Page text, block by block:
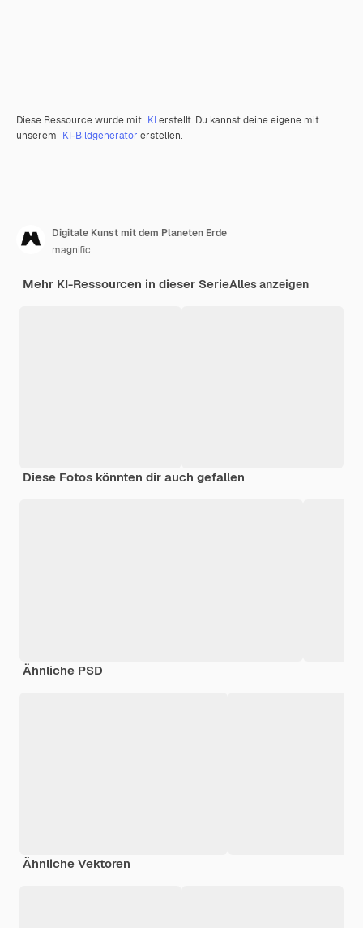
Diese Ressource wurde mit KIerstellt. Du kannst deine eigene mit
unserem KI-Bildgenerator erstellen.
Digitale Kunst mit dem Planeten Erde
magnific
Mehr KI-Ressourcen in dieser SerieAlles anzeigen
Diese Fotos könnten dir auch gefallen
Ähnliche PSD
Ähnliche Vektoren